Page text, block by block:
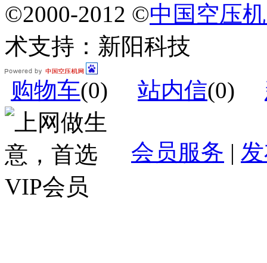
©2000-2012 ©中国空压
术支持：新阳科技
购物车(0) 站内信(0)
会员服务 |